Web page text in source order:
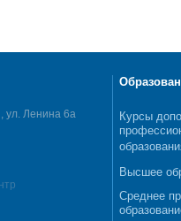
ул. Ленина 6а
Курсы
Высшее
Среднее